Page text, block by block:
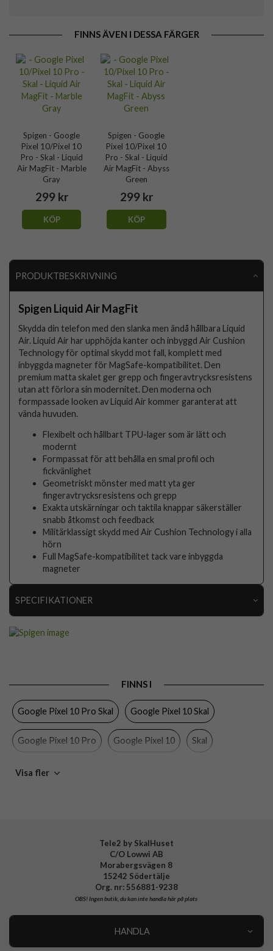
FINNS ÄVEN I DESSA FÄRGER
Spigen - Google
Pixel 10/Pixel 10
Pro - Skal - Liquid
Air MagFit - Marble
Gray
299 kr
KÖP
Spigen - Google
Pixel 10/Pixel 10
Pro - Skal - Liquid
Air MagFit - Abyss
Green
299 kr
KÖP
PRODUKTBESKRIVNING
Spigen Liquid Air MagFit
Skydda din telefon med den slanka men ändå hållbara Liquid
Air. Liquid Air har upphöjda kanter och inbyggd Air Cushion
Technology för optimal skydd mot fall, komplett med
inbyggda magneter för MagSafe-kompatibilitet. Den
premium matta skalet ger grepp och fingeravtrycksresistens
utan att förlora sin modernitet. Den moderna och
formpassade looken av Liquid Air kommer garanterat att
vända huvuden.
Flexibelt och hållbart TPU-lager som är lätt och
modernt
Formpassat för att behålla en smal profil och
fickvänlighet
Geometriskt mönster med matt yta ger
fingeravtrycksresistens och grepp
Exakta utskärningar och taktila knappar säkerställer
snabb åtkomst och feedback
Militärklassigt skydd med Air Cushion Technology i alla
hörn
Full MagSafe-kompatibilitet tack vare inbyggda
magneter
SPECIFIKATIONER
Färg
Mjukplast (TPU)
Tillverkarens art nr
FINNS I
Google Pixel 10 Pro Skal Google Pixel 10 Skal
Google Pixel 10 Pro Google Pixel 10 Skal
Svarta skal
Visa fler
Tele2 by SkalHuset
C/O Lowwi AB
Morabergsvägen 8
15242 Södertälje
Org. nr: 556881-9238
OBS!Ingen butik, du kan inte handla här på plats
HANDLA